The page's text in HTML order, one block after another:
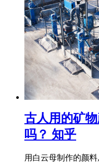
古人用的矿
吗？ 知乎
用白云母制作的颜